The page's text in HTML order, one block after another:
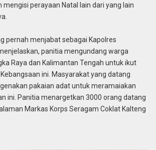
mengisi perayaan Natal lain dari yang lain
pernah menjabat sebagai Kapolres
panitia mengundang warga
Raya dan Kalimantan Tengah untuk ikut
ini. Masyarakat yang datang
pakaian adat untuk meramaiakan
ini. Panitia menargetkan 3000 orang datang
Markas Korps Seragam Coklat Kalteng